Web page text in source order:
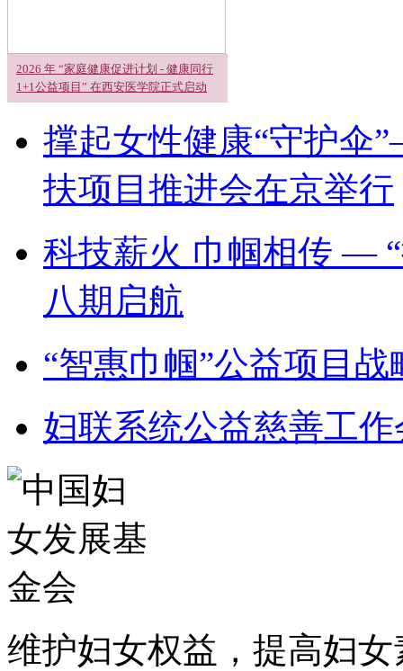
2026 年 “家庭健康促进计划 - 健康同行
1+1公益项目” 在西安医学院正式启动
撑起女性健康“守护伞
扶项目推进会在京举行
科技薪火 巾帼相传 —
八期启航
“智惠巾帼”公益项目
妇联系统公益慈善工
维护妇女权益，提高妇